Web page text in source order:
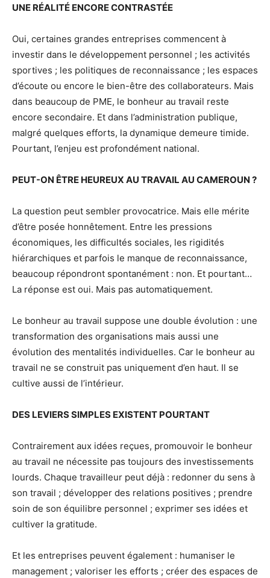
UNE RÉALITÉ ENCORE CONTRASTÉE
Oui, certaines grandes entreprises commencent à
investir dans le développement personnel ; les activités
sportives ; les politiques de reconnaissance ; les espaces
d’écoute ou encore le bien-être des collaborateurs. Mais
dans beaucoup de PME, le bonheur au travail reste
encore secondaire. Et dans l’administration publique,
malgré quelques efforts, la dynamique demeure timide.
Pourtant, l’enjeu est profondément national.
PEUT-ON ÊTRE HEUREUX AU TRAVAIL AU CAMEROUN ?
La question peut sembler provocatrice. Mais elle mérite
d’être posée honnêtement. Entre les pressions
économiques, les difficultés sociales, les rigidités
hiérarchiques et parfois le manque de reconnaissance,
beaucoup répondront spontanément : non. Et pourtant…
La réponse est oui. Mais pas automatiquement.
Le bonheur au travail suppose une double évolution : une
transformation des organisations mais aussi une
évolution des mentalités individuelles. Car le bonheur au
travail ne se construit pas uniquement d’en haut. Il se
cultive aussi de l’intérieur.
DES LEVIERS SIMPLES EXISTENT POURTANT
Contrairement aux idées reçues, promouvoir le bonheur
au travail ne nécessite pas toujours des investissements
lourds. Chaque travailleur peut déjà : redonner du sens à
son travail ; développer des relations positives ; prendre
soin de son équilibre personnel ; exprimer ses idées et
cultiver la gratitude.
Et les entreprises peuvent également : humaniser le
management ; valoriser les efforts ; créer des espaces de